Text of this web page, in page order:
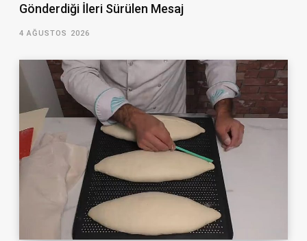
Gönderdiği İleri Sürülen Mesaj
4 AĞUSTOS 2026